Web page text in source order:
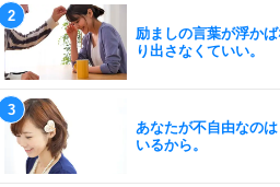
励ましの言葉が浮か
り出さなくていい。
あなたが不自由なの
いるから。